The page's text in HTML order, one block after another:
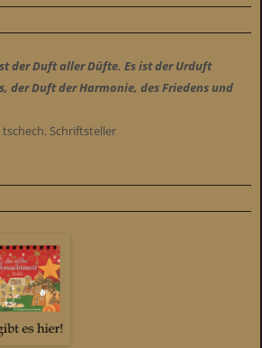
der Duft aller Düfte. Es ist der Urduft
der Duft der Harmonie, des Friedens und
tschech. Schriftsteller